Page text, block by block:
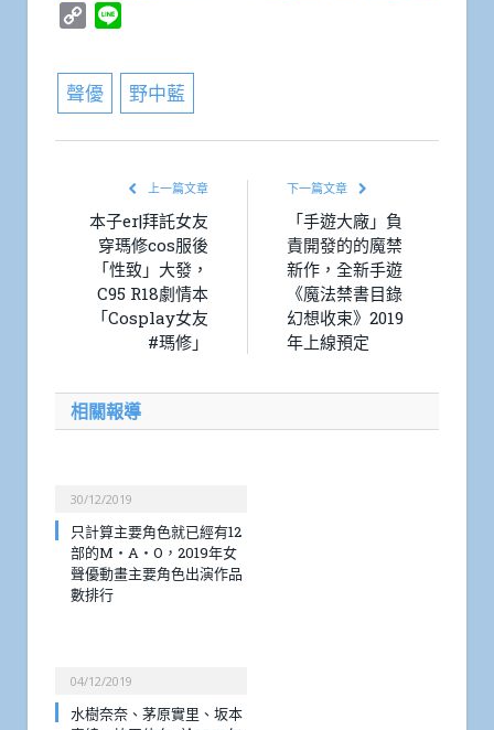
Copy
聲優 野中藍
上一篇文章
本子er|拜託女友
穿瑪修cos服後
「性致」大發，
C95 R18劇情本
「Cosplay女友
#瑪修」
下一篇文章
「手遊大廠」負
責開發的的魔禁
新作，全新手遊
《魔法禁書目錄
幻想收束》2019
年上線預定
相關報導
30/12/2019
只計算主要角色就已經有12
部的M・A・O，2019年女
聲優動畫主要角色出演作品
數排行
04/12/2019
水樹奈奈、茅原實里、坂本